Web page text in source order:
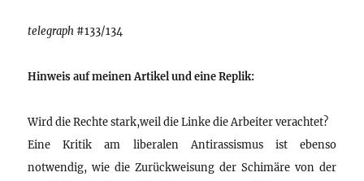
telegraph #133/134
Hinweis auf meinen Artikel und eine Replik:
Wird die Rechte stark,weil die Linke die Arbeiter verachtet?
Eine Kritik am liberalen Antirassismus ist ebenso
notwendig, wie die Zurückweisung der Schimäre von der